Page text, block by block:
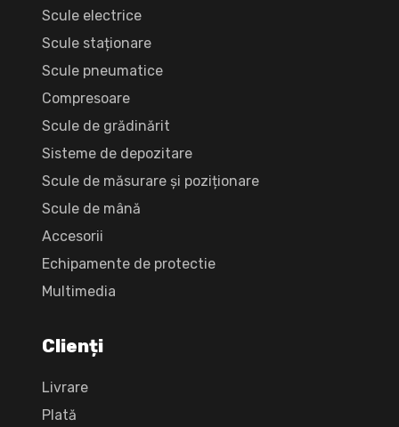
Scule electrice
Scule staționare
Scule pneumatice
Compresoare
Scule de grădinărit
Sisteme de depozitare
Scule de măsurare și poziționare
Scule de mână
Accesorii
Echipamente de protectie
Multimedia
Clienți
Livrare
Plată